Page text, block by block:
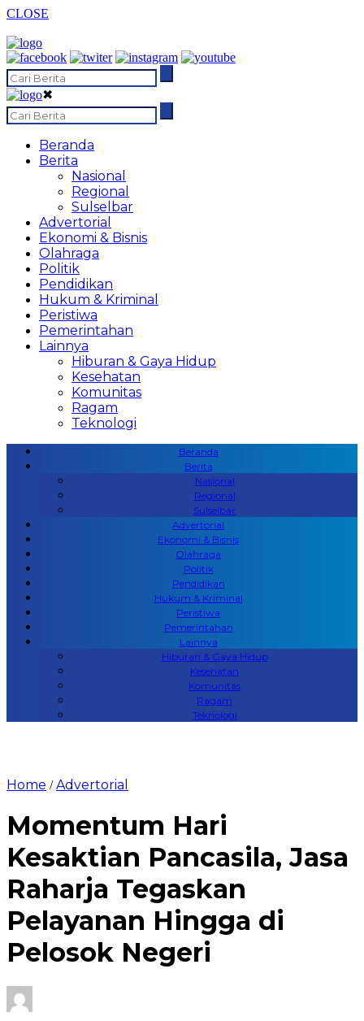
CLOSE
✖
Beranda
Berita
Nasional
Regional
Sulselbar
Advertorial
Ekonomi & Bisnis
Olahraga
Politik
Pendidikan
Hukum & Kriminal
Peristiwa
Pemerintahan
Lainnya
Hiburan & Gaya Hidup
Kesehatan
Komunitas
Ragam
Teknologi
Beranda
Berita
Nasional
Regional
Sulselbar
Advertorial
Ekonomi & Bisnis
Olahraga
Politik
Pendidikan
Hukum & Kriminal
Peristiwa
Pemerintahan
Lainnya
Hiburan & Gaya Hidup
Kesehatan
Komunitas
Ragam
Teknologi
Home /Advertorial
Momentum Hari
Kesaktian Pancasila, Jasa
Raharja Tegaskan
Pelayanan Hingga di
Pelosok Negeri